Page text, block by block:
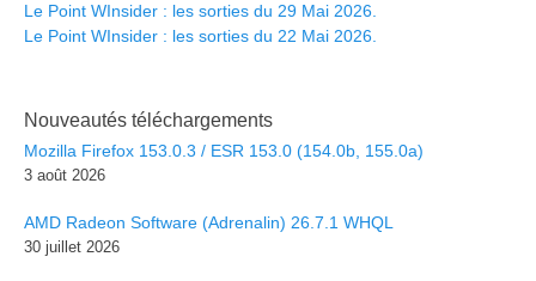
Le Point WInsider : les sorties du 29 Mai 2026.
Le Point WInsider : les sorties du 22 Mai 2026.
Nouveautés téléchargements
Mozilla Firefox 153.0.3 / ESR 153.0 (154.0b, 155.0a)
3 août 2026
AMD Radeon Software (Adrenalin) 26.7.1 WHQL
30 juillet 2026